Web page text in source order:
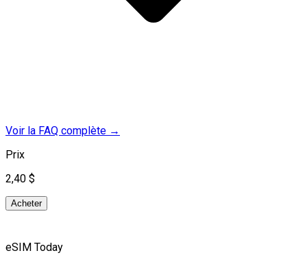
Voir la FAQ complète →
Prix
2,40 $
Acheter
eSIM Today